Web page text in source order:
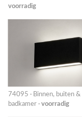
voorradig
74095 · Binnen, buiten &
badkamer · voorradig